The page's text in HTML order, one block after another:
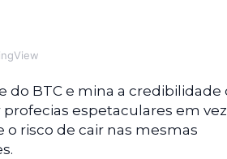
BTC e mina a credibilidade
espetaculares em
risco de cair nas mesmas